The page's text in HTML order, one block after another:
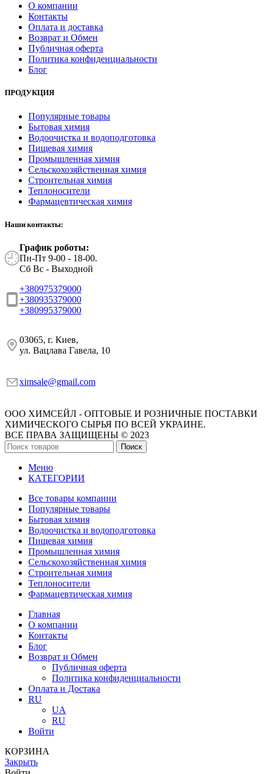
О компании
Контакты
Оплата и доставка
Возврат и Обмен
Публичная оферта
Политика конфиденциальности
Блог
ПРОДУКЦИЯ
Популярные товары
Бытовая химия
Водоочистка и водоподготовка
Пищевая химия
Промышленная химия
Сельскохозяйственная химия
Строительная химия
Теплоносители
Фармацевтическая химия
Наши контакты:
График роботы:
Пн-Пт 9-00 - 18-00.
Сб Вс - Выходной
+380975379000
+380935379000
+380995379000
03065, г. Киев,
ул. Вацлава Гавела, 10
ximsale@gmail.com
ООО ХИМСЕЙЛ - ОПТОВЫЕ И РОЗНИЧНЫЕ ПОСТАВКИ
ХИМИЧЕСКОГО СЫРЬЯ ПО ВСЕЙ УКРАИНЕ.
ВСЕ ПРАВА ЗАЩИЩЕНЫ © 2023
Поиск
Меню
КАТЕГОРИИ
Все товары компании
Популярные товары
Бытовая химия
Водоочистка и водоподготовка
Пищевая химия
Промышленная химия
Сельскохозяйственная химия
Строительная химия
Теплоносители
Фармацевтическая химия
Главная
О компании
Контакты
Блог
Возврат и Обмен
Публичная оферта
Политика конфиденциальности
Оплата и Достака
RU
UA
RU
Войти
КОРЗИНА
Закрыть